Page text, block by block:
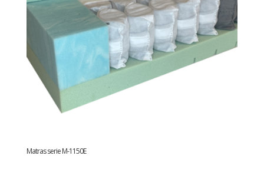
Matras serie M-1150E